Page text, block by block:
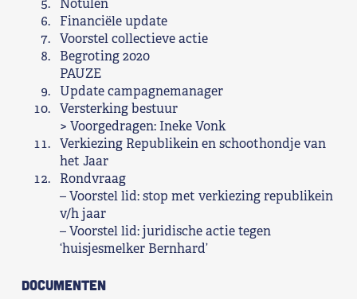
Notulen
Financiële update
Voorstel collectieve actie
Begroting 2020
PAUZE
Update campagnemanager
Versterking bestuur
> Voorgedragen: Ineke Vonk
Verkiezing Republikein en schoothondje van
het Jaar
Rondvraag
– Voorstel lid: stop met verkiezing republikein
v/h jaar
– Voorstel lid: juridische actie tegen
‘huisjesmelker Bernhard’
Documenten